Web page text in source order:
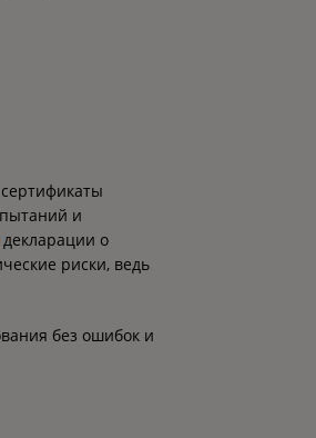
и
декларации о
риски, ведь
без ошибок и